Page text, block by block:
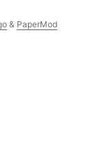
& PaperMod